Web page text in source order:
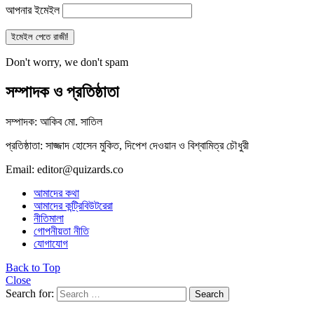
আপনার ইমেইল
Don't worry, we don't spam
সম্পাদক ও প্রতিষ্ঠাতা
সম্পাদক: আকিব মো. সাতিল
প্রতিষ্ঠাতা: সাজ্জাদ হোসেন মুকিত, দিপেশ দেওয়ান ও বিশ্বামিত্র চৌধুরী
Email: editor@quizards.co
আমাদের কথা
আমাদের কন্ট্রিবিউটরেরা
নীতিমালা
গোপনীয়তা নীতি
যোগাযোগ
Back to Top
Close
Search for:
Search